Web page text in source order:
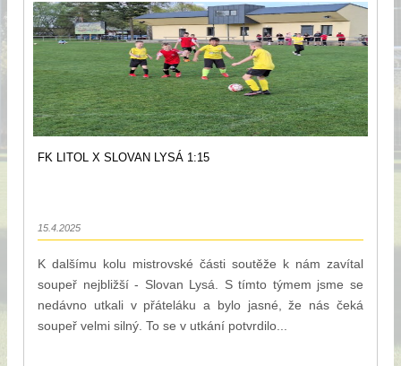
FK LITOL X SLOVAN LYSÁ 1:15
15.4.2025
K dalšímu kolu mistrovské části soutěže k nám zavítal
soupeř nejbližší - Slovan Lysá. S tímto týmem jsme se
nedávno utkali v přáteláku a bylo jasné, že nás čeká
soupeř velmi silný. To se v utkání potvrdilo...